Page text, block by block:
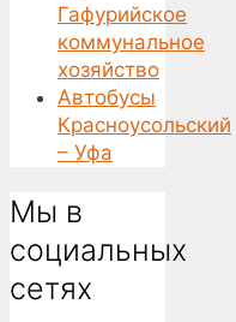
Гафурийское
коммунальное
хозяйство
Автобусы
Красноусольский
– Уфа
Мы в
социальных
сетях